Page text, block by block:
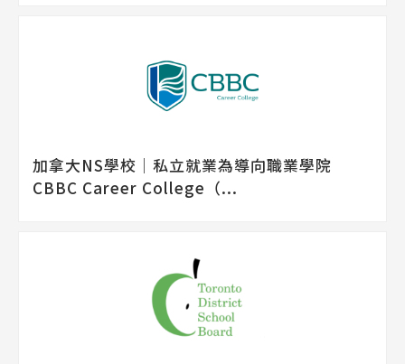
加拿大NS學校│私立就業為導向職業學院
CBBC Career College（...